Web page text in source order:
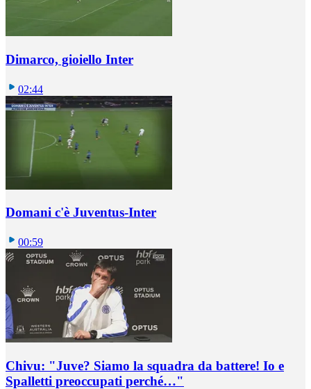
Dimarco, gioiello Inter
02:44
Domani c'è Juventus-Inter
00:59
Chivu: "Juve? Siamo la squadra da battere! Io e
Spalletti preoccupati perché…"